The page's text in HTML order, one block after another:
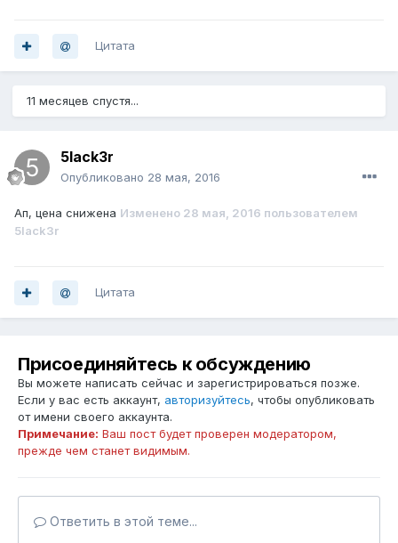
Цитата
11 месяцев спустя...
5lack3r
Опубликовано 28 мая, 2016
Ап, цена снижена Изменено 28 мая, 2016 пользователем
5lack3r
Цитата
Присоединяйтесь к обсуждению
Вы можете написать сейчас и зарегистрироваться позже.
Если у вас есть аккаунт, авторизуйтесь, чтобы опубликовать
от имени своего аккаунта.
Примечание: Ваш пост будет проверен модератором,
прежде чем станет видимым.
Ответить в этой теме...